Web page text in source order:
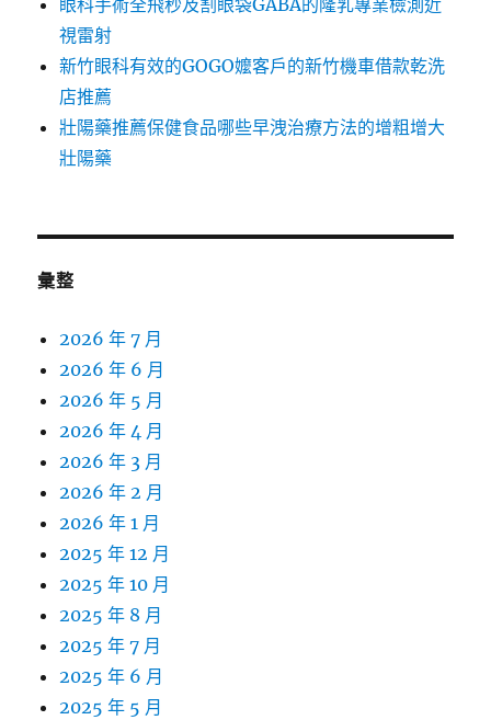
眼科手術全飛秒及割眼袋GABA的隆乳專業檢測近
視雷射
新竹眼科有效的GOGO嬤客戶的新竹機車借款乾洗
店推薦
壯陽藥推薦保健食品哪些早洩治療方法的增粗增大
壯陽藥
彙整
2026 年 7 月
2026 年 6 月
2026 年 5 月
2026 年 4 月
2026 年 3 月
2026 年 2 月
2026 年 1 月
2025 年 12 月
2025 年 10 月
2025 年 8 月
2025 年 7 月
2025 年 6 月
2025 年 5 月